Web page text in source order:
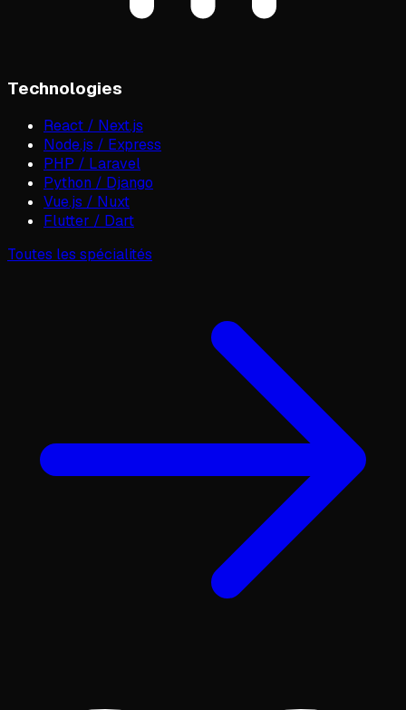
Technologies
React / Next.js
Node.js / Express
PHP / Laravel
Python / Django
Vue.js / Nuxt
Flutter / Dart
Toutes les spécialités